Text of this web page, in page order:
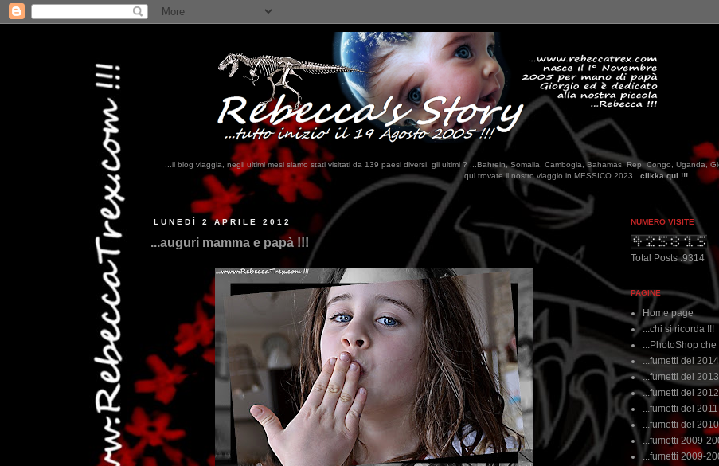
...il blog viaggia, negli ultimi mesi siamo stati visitati da 139 paesi diversi, gli ultimi ? ...Bahrein, Somalia, Cambogia, Bahamas, Rep. Congo, Uganda,
...qui trovate il nostro viaggio in MESSICO 2023...clikka qui !!!
LUNEDÌ 2 APRILE 2012
...auguri mamma e papà !!!
NUMERO VISITE
Total Posts :9314
PAGINE
Home page
...chi si ricorda !!!
...PhotoShop
...fumetti del
...fumetti del 2013
...fumetti del
...fumetti del
...fumetti del
...fumetti 2009-
...fumetti 2009-